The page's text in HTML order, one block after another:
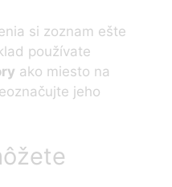
si zoznam ešte
používate
ako miesto na
jeho